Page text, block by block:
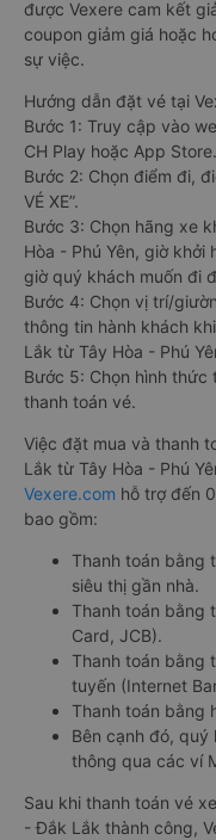
được Vexere cam kết
coupon giảm giá hoặc
sự việc.
Hướng dẫn đặt vé tại
Bước 1: Truy cập vào
CH Play hoặc App Store.
Bước 2: Chọn điểm đi,
VÉ XE”.
Bước 3: Chọn hãng xe
Hòa - Phú Yên, giờ khởi
giờ quý khách muốn đi
Bước 4: Chọn vị trí/
thông tin hành khách
Lắk từ Tây Hòa - Phú
Bước 5: Chọn hình thức
thanh toán vé.
Việc đặt mua và thanh
Lắk từ Tây Hòa - Phú
Vexere.com hỗ trợ đến
bao gồm:
Thanh toán bằng
siêu thị gần nhà.
Thanh toán bằng
Card, JCB).
Thanh toán bằng
tuyến (Internet
Thanh toán bằng
Bên cạnh đó,
thông qua các ví
Sau khi thanh toán vé
- Đắk Lắk thành công,